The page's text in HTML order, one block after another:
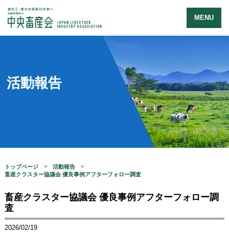
MENU
活動報告
トップページ
活動報告
畜産クラスター協議会 優良事例アフターフォロー調査
畜産クラスター協議会 優良事例アフターフォロー調
査
2026/02/19